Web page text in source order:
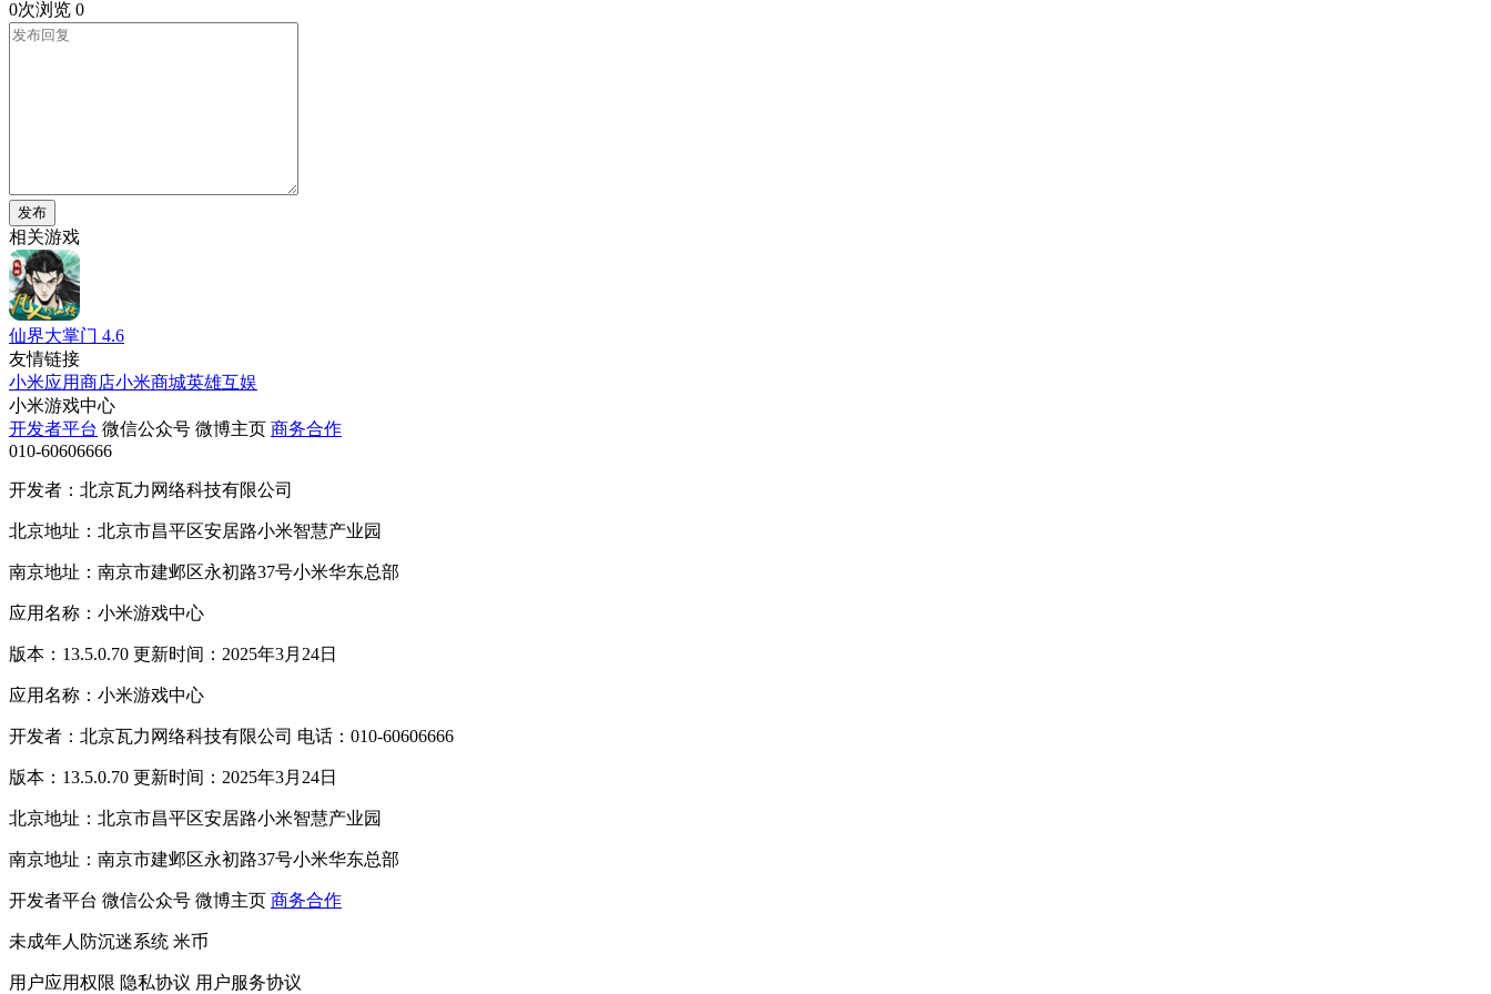
0次浏览 0
发布
相关游戏
仙界大掌门 4.6
友情链接
小米应用商店小米商城英雄互娱
小米游戏中心
开发者平台 微信公众号 微博主页 商务合作
010-60606666
开发者：北京瓦力网络科技有限公司
北京地址：北京市昌平区安居路小米智慧产业园
南京地址：南京市建邺区永初路37号小米华东总部
应用名称：小米游戏中心
版本：13.5.0.70 更新时间：2025年3月24日
应用名称：小米游戏中心
开发者：北京瓦力网络科技有限公司 电话：010-60606666
版本：13.5.0.70 更新时间：2025年3月24日
北京地址：北京市昌平区安居路小米智慧产业园
南京地址：南京市建邺区永初路37号小米华东总部
开发者平台 微信公众号 微博主页 商务合作
未成年人防沉迷系统 米币
用户应用权限 隐私协议 用户服务协议